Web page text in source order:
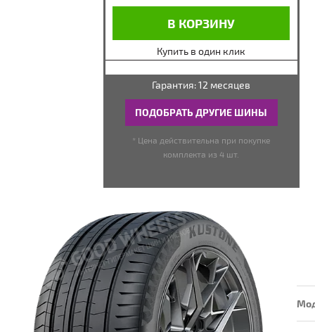
В КОРЗИНУ
Купить в один клик
Гарантия: 12 месяцев
ПОДОБРАТЬ ДРУГИЕ ШИНЫ
* Цена действительна при покупке
комплекта из 4 шт.